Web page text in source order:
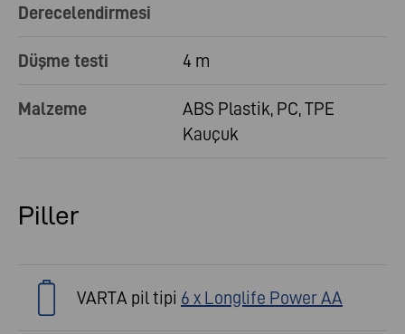
Derecelendirmesi
Düşme testi 4 m
Malzeme
ABS Plastik, PC, TPE
Kauçuk
Piller
VARTA pil tipi 6 x Longlife Power AA